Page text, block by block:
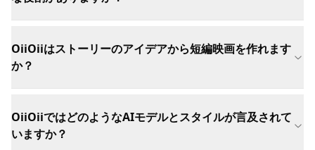
OiiOiiはストーリーのアイデアから短編映画を作れます
か？
OiiOiiではどのようなAIモデルとスタイルが言及されて
いますか？